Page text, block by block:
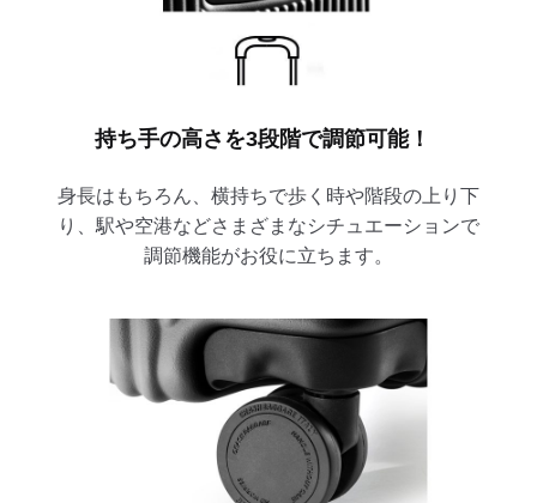
持ち手の高さを3段階で調節可能！
身長はもちろん、横持ちで歩く時や階段の上り下
り、駅や空港などさまざまなシチュエーションで
調節機能がお役に立ちます。